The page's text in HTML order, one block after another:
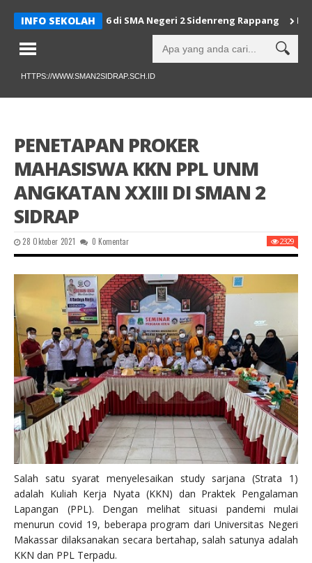
INFO SEKOLAH
Sulsel ke-356 di SMA Negeri 2 Sidenreng Rappang Dewan
HTTPS://WWW.SMAN2SIDRAP.SCH.ID
PENETAPAN PROKER
MAHASISWA KKN PPL UNM
ANGKATAN XXIII DI SMAN 2
SIDRAP
28 Oktober 2021 0 Komentar 2329
Salah satu syarat menyelesaikan study sarjana (Strata 1)
adalah Kuliah Kerja Nyata (KKN) dan Praktek Pengalaman
Lapangan (PPL). Dengan melihat situasi pandemi mulai
menurun covid 19, beberapa program dari Universitas Negeri
Makassar dilaksanakan secara bertahap, salah satunya adalah
KKN dan PPL Terpadu.